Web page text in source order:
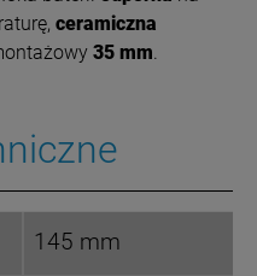
ceramiczna
35 mm
145 mm